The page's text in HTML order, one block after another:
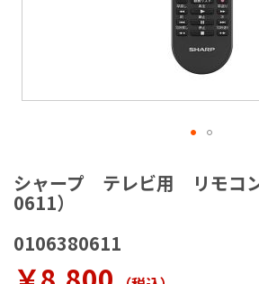
シャープ テレビ用 リモコ
0611）
0106380611
メ
ー
ジ
ャ
リ